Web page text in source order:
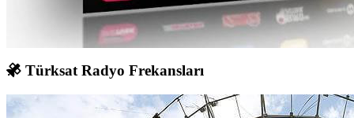
Türksat Radyo Frekansları